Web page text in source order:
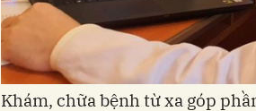
Khám, chữa bệnh từ xa góp